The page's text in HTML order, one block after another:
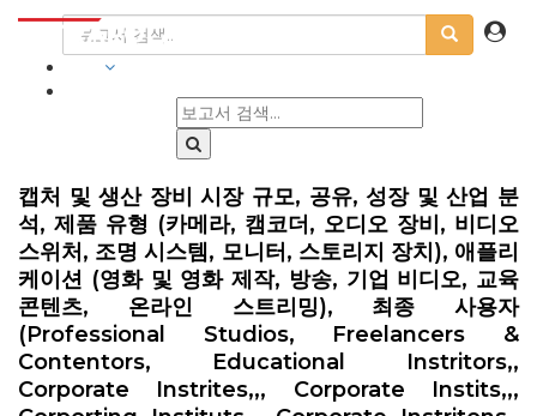
캡처 및 생산 장비 시장 규모, 공유, 성장 및 산업 분
석, 제품 유형 (카메라, 캠코더, 오디오 장비, 비디오
스위처, 조명 시스템, 모니터, 스토리지 장치), 애플리
케이션 (영화 및 영화 제작, 방송, 기업 비디오, 교육
콘텐츠, 온라인 스트리밍), 최종 사용자
(Professional Studios, Freelancers &
Contentors, Educational Instritors,,
Corporate Instrites,,, Corporate Instits,,,